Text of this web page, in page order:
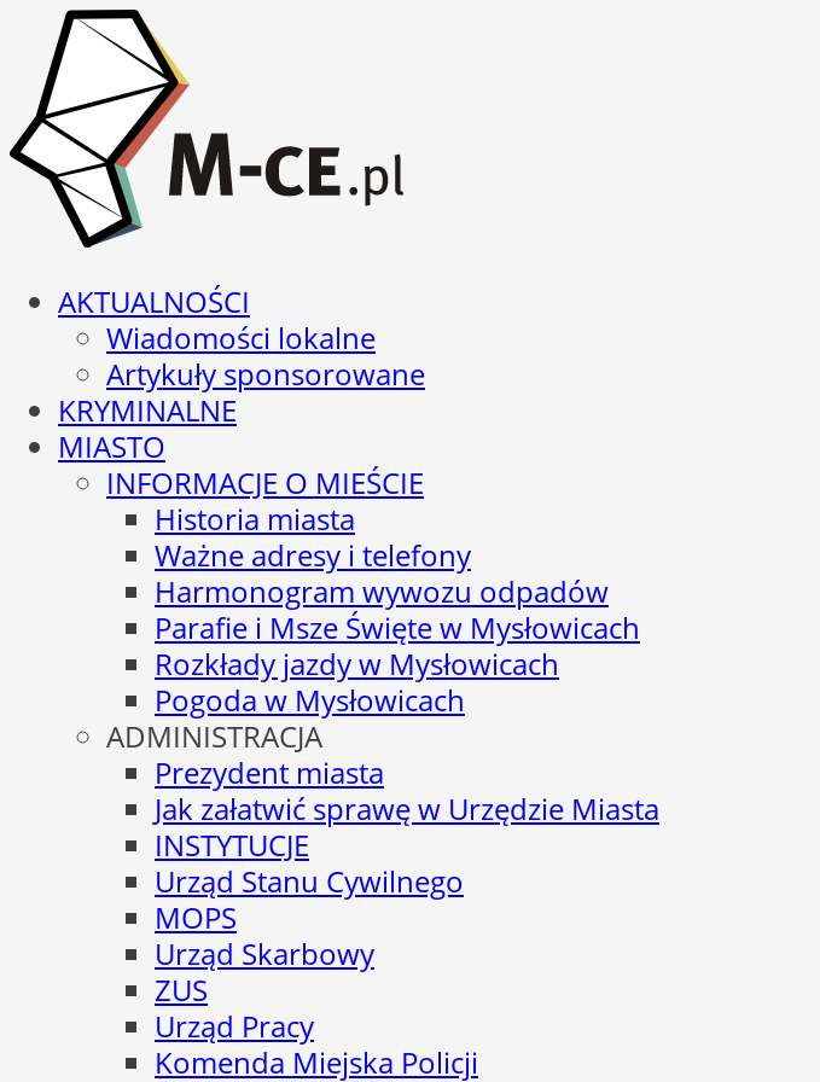
AKTUALNOŚCI
Wiadomości lokalne
Artykuły sponsorowane
KRYMINALNE
MIASTO
INFORMACJE O MIEŚCIE
Historia miasta
Ważne adresy i telefony
Harmonogram wywozu odpadów
Parafie i Msze Święte w Mysłowicach
Rozkłady jazdy w Mysłowicach
Pogoda w Mysłowicach
ADMINISTRACJA
Prezydent miasta
Jak załatwić sprawę w Urzędzie Miasta
INSTYTUCJE
Urząd Stanu Cywilnego
MOPS
Urząd Skarbowy
ZUS
Urząd Pracy
Komenda Miejska Policji